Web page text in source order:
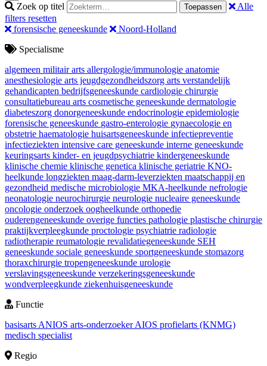
Zoek op titel Toepassen
Alle
filters resetten
forensische geneeskunde
Noord-Holland
Specialisme
algemeen militair arts allergologie/immunologie anatomie
anesthesiologie arts jeugdgezondheidszorg arts verstandelijk
gehandicapten bedrijfsgeneeskunde cardiologie chirurgie
consultatiebureau arts cosmetische geneeskunde dermatologie
diabeteszorg donorgeneeskunde endocrinologie epidemiologie
forensische geneeskunde gastro-enterologie gynaecologie en
obstetrie haematologie huisartsgeneeskunde infectiepreventie
infectieziekten intensive care geneeskunde interne geneeskunde
keuringsarts kinder- en jeugdpsychiatrie kindergeneeskunde
klinische chemie klinische genetica klinische geriatrie KNO-
heelkunde longziekten maag-darm-leverziekten maatschappij en
gezondheid medische microbiologie MKA-heelkunde nefrologie
neonatologie neurochirurgie neurologie nucleaire geneeskunde
oncologie onderzoek oogheelkunde orthopedie
ouderengeneeskunde overige functies pathologie plastische chirurgie
praktijkverpleegkunde proctologie psychiatrie radiologie
radiotherapie reumatologie revalidatiegeneeskunde SEH
geneeskunde sociale geneeskunde sportgeneeskunde stomazorg
thoraxchirurgie tropengeneeskunde urologie
verslavingsgeneeskunde verzekeringsgeneeskunde
wondverpleegkunde ziekenhuisgeneeskunde
Functie
basisarts ANIOS arts-onderzoekerAIOS profielarts (KNMG)
medisch specialist
Regio